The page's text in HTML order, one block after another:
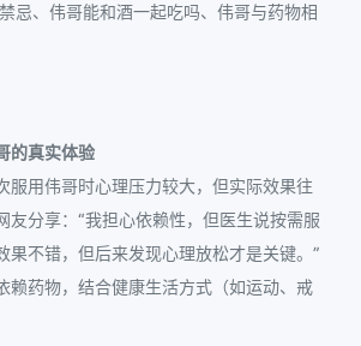
忌、伟哥能和酒一起吃吗、伟哥与药物相
的真实体验
服用伟哥时心理压力较大，但实际效果往
友分享：“我担心依赖性，但医生说按需服
果不错，但后来发现心理放松才是关键。”
赖药物，结合健康生活方式（如运动、戒